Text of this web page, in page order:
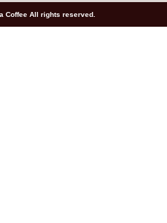
Coffee All rights reserved.